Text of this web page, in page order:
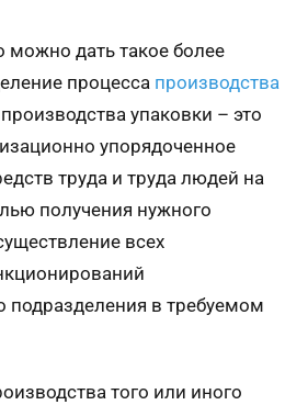
можно дать такое более
процесса производства
упаковки – это
упорядоченное
труда и труда людей на
получения нужного
всех
подразделения в требуемом
того или иного